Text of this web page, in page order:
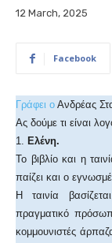
12 March, 2025
Facebook
Γράφει ο Ανδρέας
Ας δούμε τι είναι
1. Ελένη.
Το βιβλίο και η
παίζει και ο
Η ταινία
πραγματικό
κομμουνιστές